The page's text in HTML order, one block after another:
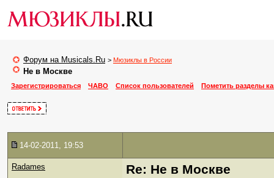
Форум на Musicals.Ru > Мюзиклы в России
Не в Москве
Зарегистрироваться ЧАВО Список пользователей Пометить разделы
14-02-2011, 19:53
Radames Re: Не в Москве